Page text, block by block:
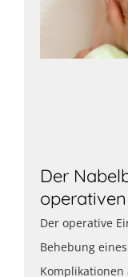
Der
Der operative
Behebung